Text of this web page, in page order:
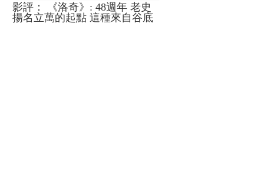
影評： 《洛奇》: 48週年 老史
揚名立萬的起點 這種來自谷底